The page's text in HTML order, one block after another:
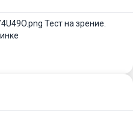
Тест на зрение.